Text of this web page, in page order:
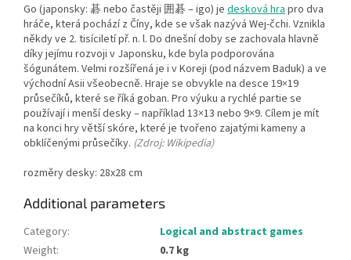
Go (japonsky: 碁 nebo častěji 囲碁 – igo) je desková hra pro dva
hráče, která pochází z Číny, kde se však nazývá Wej-čchi. Vznikla
někdy ve 2. tisíciletí př. n. l. Do dnešní doby se zachovala hlavně
díky jejímu rozvoji v Japonsku, kde byla podporována
šógunátem. Velmi rozšířená je i v Koreji (pod názvem Baduk) a ve
východní Asii všeobecně. Hraje se obvykle na desce 19×19
průsečíků, které se říká goban. Pro výuku a rychlé partie se
používají i menší desky – například 13×13 nebo 9×9. Cílem je mít
na konci hry větší skóre, které je tvořeno zajatými kameny a
obklíčenými průsečíky. (Zdroj: Wikipedia)
rozměry desky: 28x28 cm
Additional parameters
Category:
Logical and abstract games
Weight:
0.7 kg